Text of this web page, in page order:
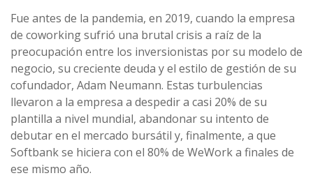
Fue antes de la pandemia, en 2019, cuando la empresa
de coworking sufrió una brutal crisis a raíz de la
preocupación entre los inversionistas por su modelo de
negocio, su creciente deuda y el estilo de gestión de su
cofundador, Adam Neumann. Estas turbulencias
llevaron a la empresa a despedir a casi 20% de su
plantilla a nivel mundial, abandonar su intento de
debutar en el mercado bursátil y, finalmente, a que
Softbank se hiciera con el 80% de WeWork a finales de
ese mismo año.